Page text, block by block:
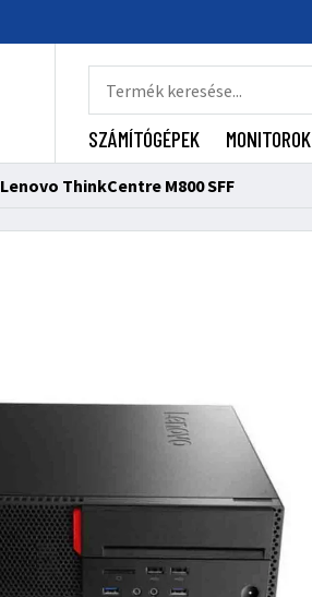
SZÁMÍTÓGÉPEK MONITOROK
Lenovo ThinkCentre M800 SFF